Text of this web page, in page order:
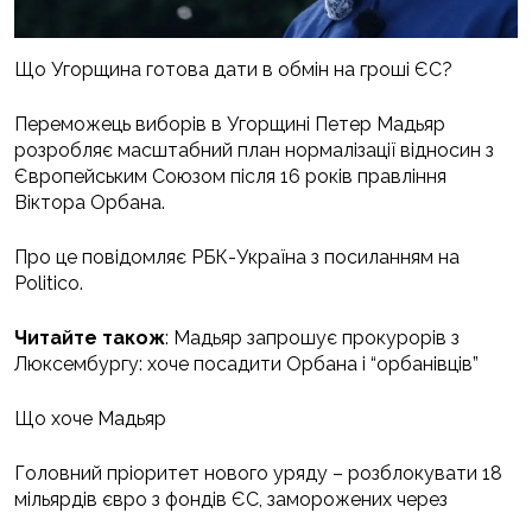
Що Угорщина готова дати в обмін на гроші ЄС?
Переможець виборів в Угорщині Петер Мадьяр
розробляє масштабний план нормалізації відносин з
Європейським Союзом після 16 років правління
Віктора Орбана.
Про це повідомляє РБК-Україна з посиланням на
Politico.
Читайте також: Мадьяр запрошує прокурорів з
Люксембургу: хоче посадити Орбана і “орбанівців”
Що хоче Мадьяр
Головний пріоритет нового уряду – розблокувати 18
мільярдів євро з фондів ЄС, заморожених через